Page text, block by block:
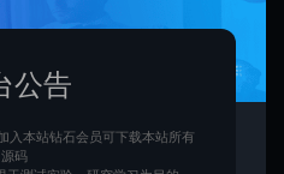
相应的处理。驱动程序还
知，告知设备的状态变
序能够做出相应的处理。
中发挥着重要的作用，它
公告
入本站钻石会员可下载本站所有
源码